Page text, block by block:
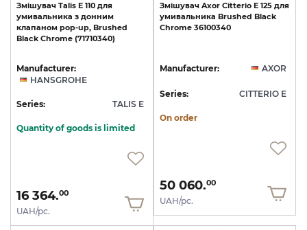
Змішувач Talis E 110 для
умивальника з донним
клапаном pop-up, Brushed
Black Chrome (71710340)
Manufacturer:
HANSGROHE
Series: TALIS E
Quantity of goods is limited
16 364.00
UAH/pc.
Змішувач Axor Citterio E 125 для
умивальника Brushed Black
Chrome 36100340
Manufacturer: AXOR
Series: CITTERIO E
On order
50 060.00
UAH/pc.